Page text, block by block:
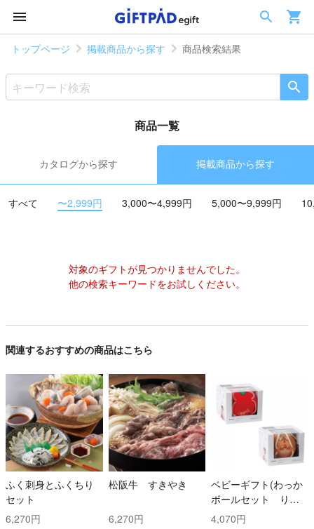
トップページ 掲載商品から探す 商品検索結果
商品一覧
カタログから探す 掲載商品から探す
すべて 〜2,999円 3,000〜4,999円 5,000〜9,999円
対象のギフトが見つかりませんでした。
他の検索キーワードをお試しください。
関連するおすすめの商品はこちら
ふく刺身とふくちり
セット
6,270円
松阪牛 すきやき
6,270円
ベビーギフト(わっか
ボールセット りん
ご・しまりす)
4,070円